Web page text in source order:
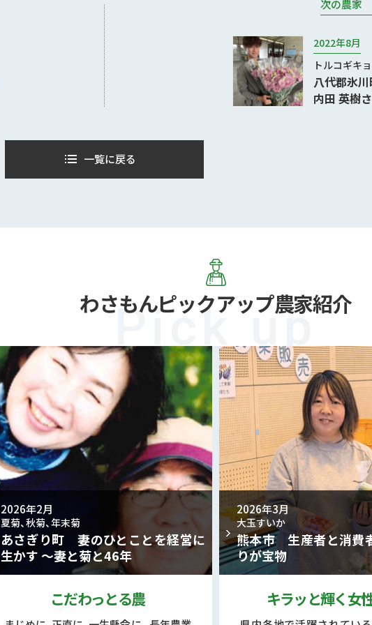
次の農家
2022年8月
トルコギキ
八代郡氷
内田 英樹
一覧に戻る
わさもんピックアップ農家紹介
2026年2月
夏菊、秋菊、年末菊
あさぎり町 妻のひとことを経営に
生かす ～妻と菊と46年
こだわっとる農
2026年3月
大玉すいか
熊本市 生産者と消費
りが宝物
キラッと輝く女